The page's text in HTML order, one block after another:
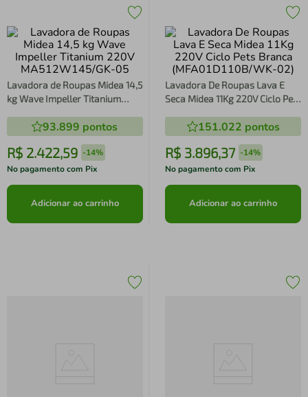
Lavadora de Roupas Midea 14,5
kg Wave Impeller Titanium
93.899 pontos
R$ 2.422,59 -14%
No pagamento com Pix
Adicionar ao carrinho
Lavadora De Roupas Lava E
Seca Midea 11Kg 220V Ciclo Pets
151.022 pontos
R$ 3.896,37 -14%
No pagamento com Pix
Adicionar ao carrinho